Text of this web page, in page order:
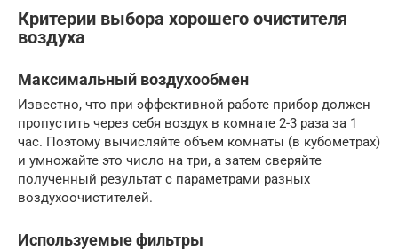
Критерии выбора хорошего очистителя
воздуха
Максимальный воздухообмен
Известно, что при эффективной работе прибор должен
пропустить через себя воздух в комнате 2-3 раза за 1
час. Поэтому вычисляйте объем комнаты (в кубометрах)
и умножайте это число на три, а затем сверяйте
полученный результат с параметрами разных
воздухоочистителей.
Используемые фильтры